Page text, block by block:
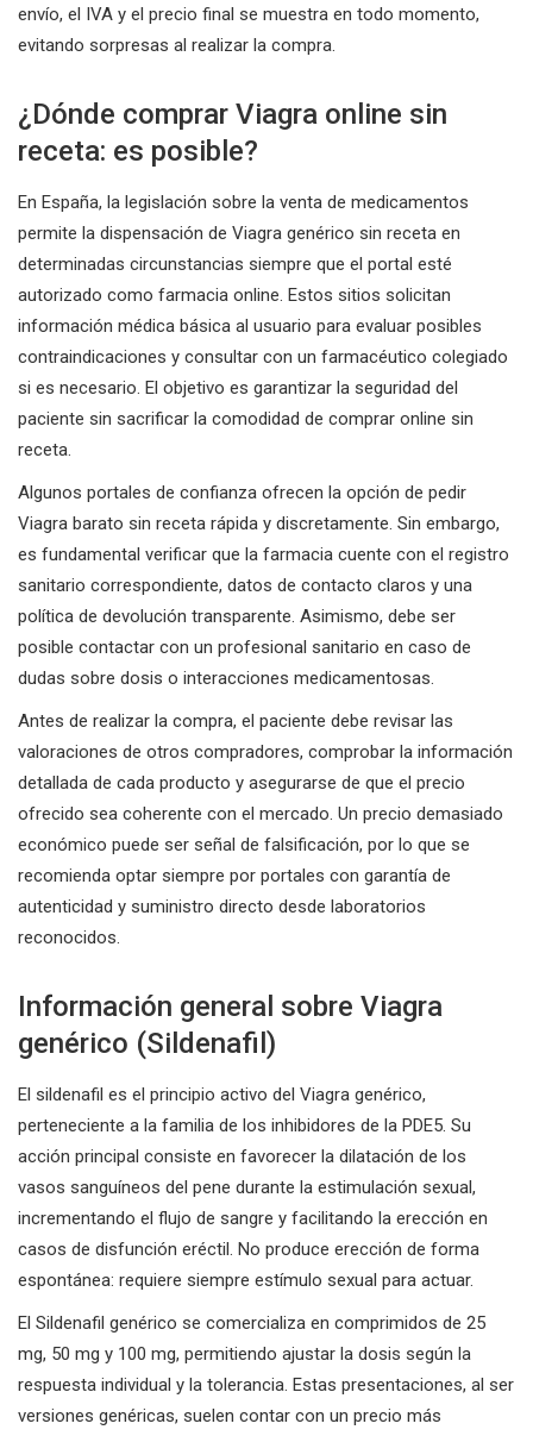
envío, el IVA y el precio final se muestra en todo momento,
evitando sorpresas al realizar la compra.
¿Dónde comprar Viagra online sin
receta: es posible?
En España, la legislación sobre la venta de medicamentos
permite la dispensación de Viagra genérico sin receta en
determinadas circunstancias siempre que el portal esté
autorizado como farmacia online. Estos sitios solicitan
información médica básica al usuario para evaluar posibles
contraindicaciones y consultar con un farmacéutico colegiado
si es necesario. El objetivo es garantizar la seguridad del
paciente sin sacrificar la comodidad de comprar online sin
receta.
Algunos portales de confianza ofrecen la opción de pedir
Viagra barato sin receta rápida y discretamente. Sin embargo,
es fundamental verificar que la farmacia cuente con el registro
sanitario correspondiente, datos de contacto claros y una
política de devolución transparente. Asimismo, debe ser
posible contactar con un profesional sanitario en caso de
dudas sobre dosis o interacciones medicamentosas.
Antes de realizar la compra, el paciente debe revisar las
valoraciones de otros compradores, comprobar la información
detallada de cada producto y asegurarse de que el precio
ofrecido sea coherente con el mercado. Un precio demasiado
económico puede ser señal de falsificación, por lo que se
recomienda optar siempre por portales con garantía de
autenticidad y suministro directo desde laboratorios
reconocidos.
Información general sobre Viagra
genérico (Sildenafil)
El sildenafil es el principio activo del Viagra genérico,
perteneciente a la familia de los inhibidores de la PDE5. Su
acción principal consiste en favorecer la dilatación de los
vasos sanguíneos del pene durante la estimulación sexual,
incrementando el flujo de sangre y facilitando la erección en
casos de disfunción eréctil. No produce erección de forma
espontánea: requiere siempre estímulo sexual para actuar.
El Sildenafil genérico se comercializa en comprimidos de 25
mg, 50 mg y 100 mg, permitiendo ajustar la dosis según la
respuesta individual y la tolerancia. Estas presentaciones, al ser
versiones genéricas, suelen contar con un precio más